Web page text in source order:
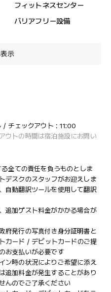
フィットネスセンター
バリアフリー設備
示
チェックアウト : 11:00
ウトの時間は宿泊施設にお問い
全ての責任を負うものとしま
デスクのスタッフがお迎えしま
自動翻訳ツールを使用して翻訳
追加ゲスト料金がかかる場合が
府発行の写真付き身分証明書と
カード / デビットカードのご提
お支払いが必要です
ン時の状況によりご希望に添え
追加料金が発生することがあり
んのでご了承ください